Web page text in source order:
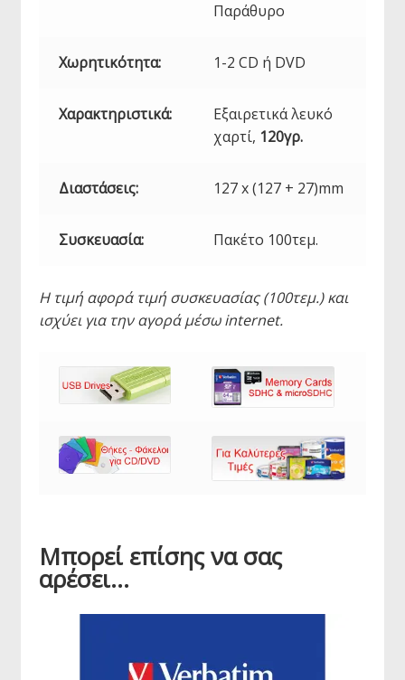
Παράθυρο
Χωρητικότητα: 1-2 CD ή DVD
Χαρακτηριστικά:
Εξαιρετικά λευκό
χαρτί, 120γρ.
Διαστάσεις: 127 x (127 + 27)mm
Συσκευασία: Πακέτο 100τεμ.
Η τιμή αφορά τιμή συσκευασίας (100τεμ.) και
ισχύει για την αγορά μέσω internet.
Μπορεί επίσης να σας
αρέσει…